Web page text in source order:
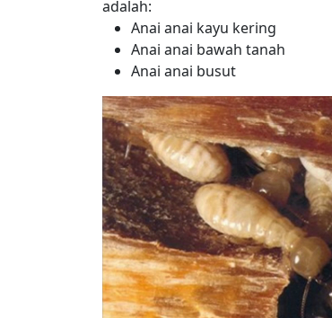
adalah:
Anai anai kayu kering
Anai anai bawah tanah
Anai anai busut